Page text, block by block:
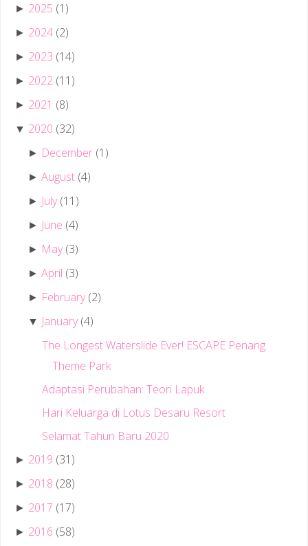
► 2025 (1)
► 2024 (2)
► 2023 (14)
► 2022 (11)
► 2021 (8)
▼ 2020 (32)
► December (1)
►August (4)
► July (11)
► June (4)
► May (3)
►April (3)
► February (2)
▼ January (4)
The Longest Waterslide Ever! ESCAPE Penang
Theme Park
Adaptasi Perubahan: Teori Lapuk
Hari Keluarga di Lotus Desaru Resort
Selamat Tahun Baru 2020
► 2019 (31)
► 2018 (28)
► 2017 (17)
► 2016 (58)